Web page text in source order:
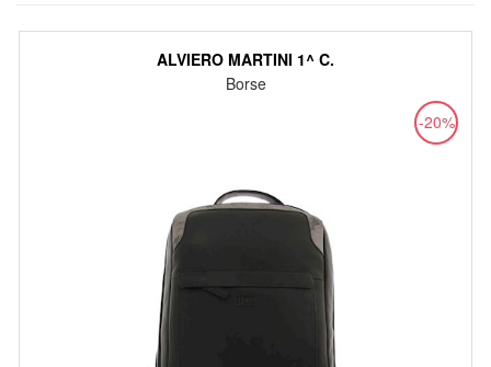
ALVIERO MARTINI 1^ C.
Borse
-20%